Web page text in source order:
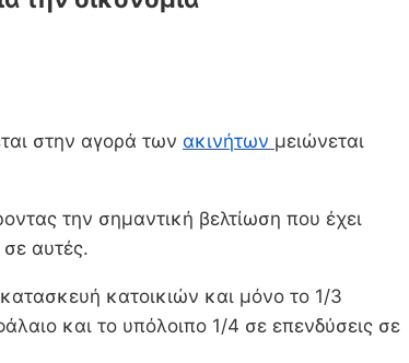
στην αγορά των ακινήτων μειώνεται
την σημαντική βελτίωση που έχει
αυτές.
κατοικιών και μόνο το 1/3
και το υπόλοιπο 1/4 σε επενδύσεις σε